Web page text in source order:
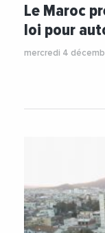
Le Maroc
loi pour
mercredi 4